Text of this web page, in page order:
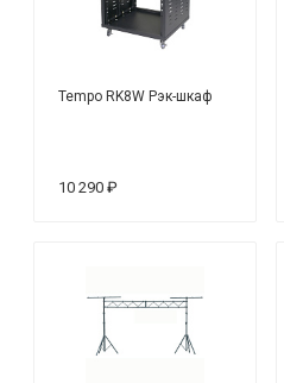
Tempo RK8W Рэк-шкаф
10 290 ₽